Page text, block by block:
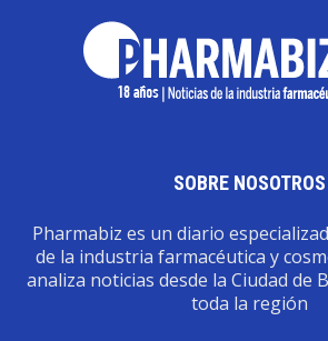
SOBRE NOSOTROS
Pharmabiz es un diario
de la industria farmacéutica y
analiza noticias desde la Ciudad de
toda la región